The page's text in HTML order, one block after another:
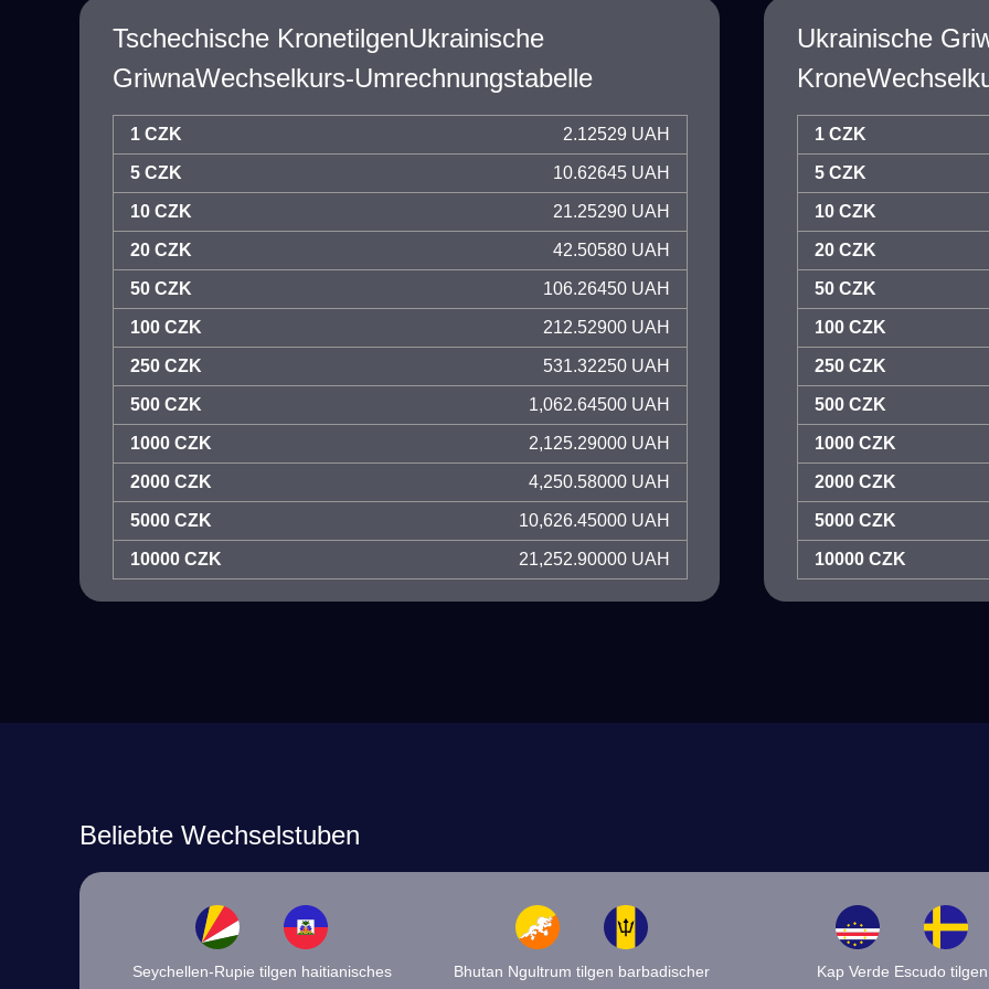
Tschechische KronetilgenUkrainische
GriwnaWechselkurs-Umrechnungstabelle
1 CZK 2.12529 UAH
5 CZK 10.62645 UAH
10 CZK 21.25290 UAH
20 CZK 42.50580 UAH
50 CZK 106.26450 UAH
100 CZK 212.52900 UAH
250 CZK 531.32250 UAH
500 CZK 1,062.64500 UAH
1000 CZK 2,125.29000 UAH
2000 CZK 4,250.58000 UAH
5000 CZK 10,626.45000 UAH
10000 CZK 21,252.90000 UAH
Ukrainische
1 CZK
5 CZK
10 CZK
20 CZK
50 CZK
100 CZK
250 CZK
500 CZK
1000 CZK
2000 CZK
5000 CZK
10000 CZK
Beliebte Wechselstuben
Seychellen-Rupie tilgen haitianisches
Bhutan Ngultrum tilgen barbadischer
Kap Verde Escudo tilgen